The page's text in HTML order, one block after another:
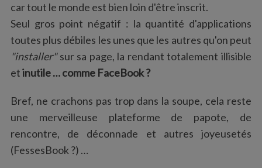
car tout le monde est bien loin d'être inscrit.
Seul gros point négatif : la quantité d'applications
toutes plus débiles les unes que les autres qu'on peut
"installer"sur sa page, la rendant totalement illisible
etinutile … comme FaceBook ?
Bref, ne crachons pas trop dans la soupe, cela reste
une merveilleuse plateforme de papote, de
rencontre, de déconnade et autres joyeusetés
(FessesBook ?) …